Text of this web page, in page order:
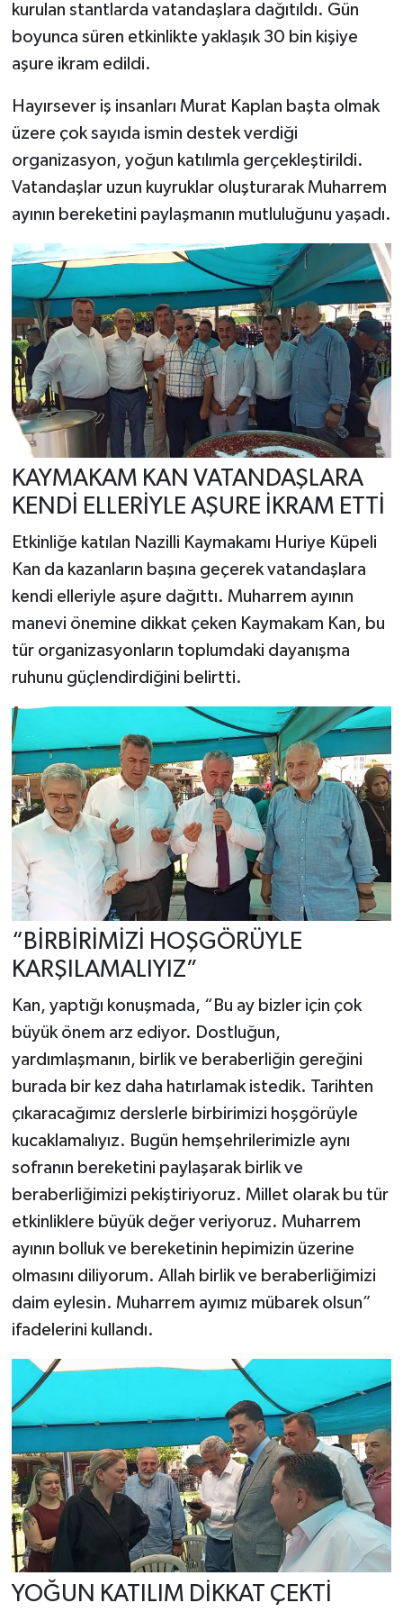
kurulan stantlarda vatandaşlara dağıtıldı. Gün
boyunca süren etkinlikte yaklaşık 30 bin kişiye
aşure ikram edildi.
Hayırsever iş insanları Murat Kaplan başta olmak
üzere çok sayıda ismin destek verdiği
organizasyon, yoğun katılımla gerçekleştirildi.
Vatandaşlar uzun kuyruklar oluşturarak Muharrem
ayının bereketini paylaşmanın mutluluğunu yaşadı.
KAYMAKAM KAN VATANDAŞLARA
KENDİ ELLERİYLE AŞURE İKRAM ETTİ
Etkinliğe katılan Nazilli Kaymakamı Huriye Küpeli
Kan da kazanların başına geçerek vatandaşlara
kendi elleriyle aşure dağıttı. Muharrem ayının
manevi önemine dikkat çeken Kaymakam Kan, bu
tür organizasyonların toplumdaki dayanışma
ruhunu güçlendirdiğini belirtti.
“BİRBİRİMİZİ HOŞGÖRÜYLE
KARŞILAMALIYIZ”
Kan, yaptığı konuşmada, “Bu ay bizler için çok
büyük önem arz ediyor. Dostluğun,
yardımlaşmanın, birlik ve beraberliğin gereğini
burada bir kez daha hatırlamak istedik. Tarihten
çıkaracağımız derslerle birbirimizi hoşgörüyle
kucaklamalıyız. Bugün hemşehrilerimizle aynı
sofranın bereketini paylaşarak birlik ve
beraberliğimizi pekiştiriyoruz. Millet olarak bu tür
etkinliklere büyük değer veriyoruz. Muharrem
ayının bolluk ve bereketinin hepimizin üzerine
olmasını diliyorum. Allah birlik ve beraberliğimizi
daim eylesin. Muharrem ayımız mübarek olsun”
ifadelerini kullandı.
YOĞUN KATILIM DİKKAT ÇEKTİ